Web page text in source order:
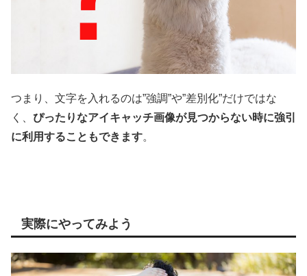
つまり、文字を入れるのは”強調”や”差別化”だけではな
く、 ぴったりなアイキャッチ画像が見つからない時に強引
に利用することもできます。
実際にやってみよう